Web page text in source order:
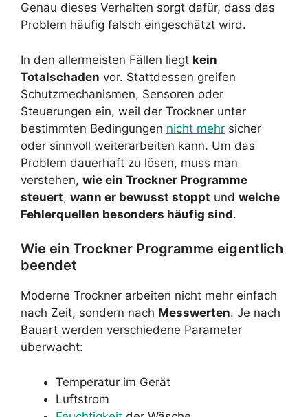
Genau dieses Verhalten sorgt dafür, dass das
Problem häufig falsch eingeschätzt wird.
In den allermeisten Fällen liegt kein
Totalschaden vor. Stattdessen greifen
Schutzmechanismen, Sensoren oder
Steuerungen ein, weil der Trockner unter
bestimmten Bedingungen nicht mehr sicher
oder sinnvoll weiterarbeiten kann. Um das
Problem dauerhaft zu lösen, muss man
verstehen, wie ein Trockner Programme
steuert, wann er bewusst stoppt und welche
Fehlerquellen besonders häufig sind.
Wie ein Trockner Programme eigentlich
beendet
Moderne Trockner arbeiten nicht mehr einfach
nach Zeit, sondern nach Messwerten. Je nach
Bauart werden verschiedene Parameter
überwacht:
Temperatur im Gerät
Luftstrom